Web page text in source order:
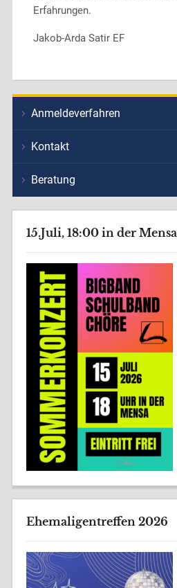
Erfahrungen.
Jakob-Arda Satir EF
Anmeldeverfahren
Kontakt
Beratung
15.Juli, 18:00 in der Mensa
Ehemaligentreffen 2026